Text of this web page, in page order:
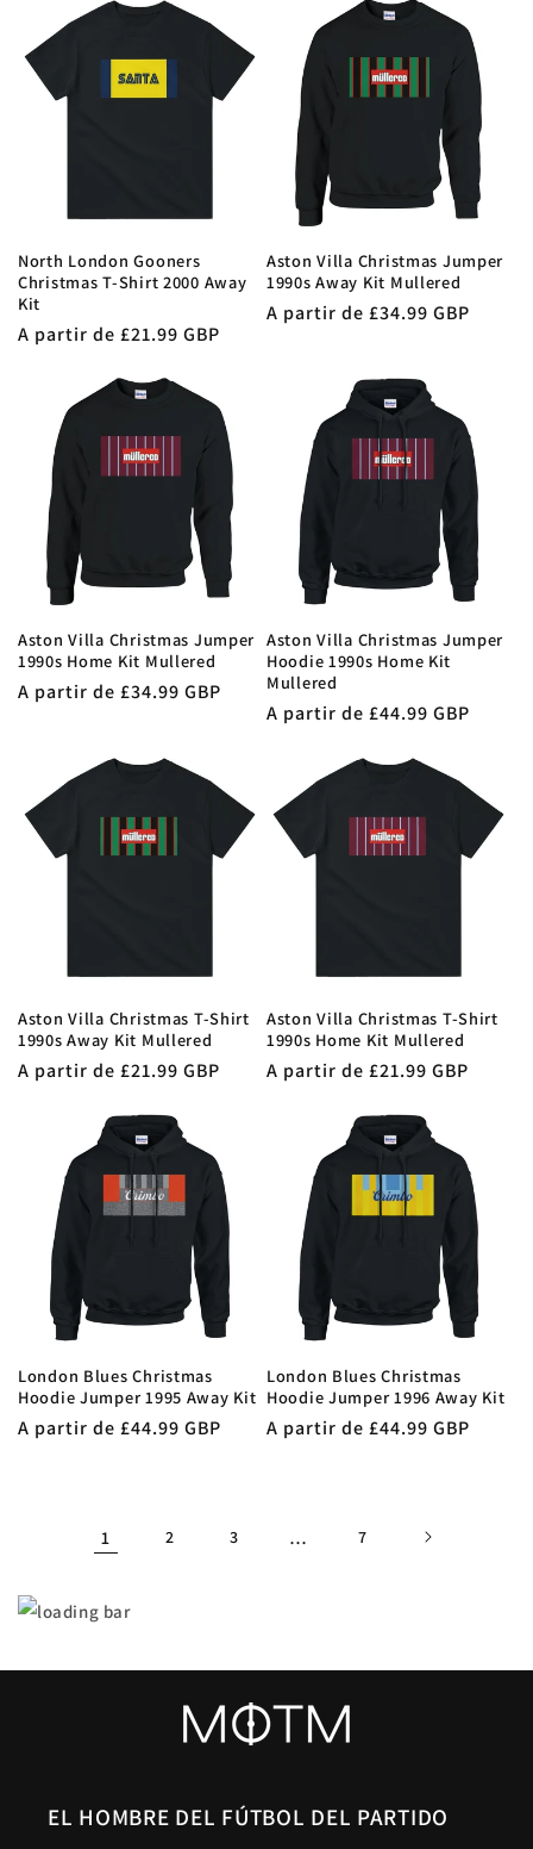
North London Gooners
Christmas T-Shirt 2000 Away
Kit
Precio
A partir de £21.99 GBP
Aston Villa Christmas Jumper
1990s Away Kit Mullered
Precio
A partir de £34.99 GBP
Aston Villa Christmas Jumper
1990s Home Kit Mullered
Precio
A partir de £34.99 GBP
Aston Villa Christmas Jumper
Hoodie 1990s Home Kit
Mullered
Precio
A partir de £44.99 GBP
Aston Villa Christmas T-Shirt
1990s Away Kit Mullered
Precio
A partir de £21.99 GBP
Aston Villa Christmas T-Shirt
1990s Home Kit Mullered
Precio
A partir de £21.99 GBP
London Blues Christmas
Hoodie Jumper 1995 Away Kit
Precio
A partir de £44.99 GBP
London Blues Christmas
Hoodie Jumper 1996 Away Kit
Precio
A partir de £44.99 GBP
1 2 3 … 7
EL HOMBRE DEL FÚTBOL DEL PARTIDO